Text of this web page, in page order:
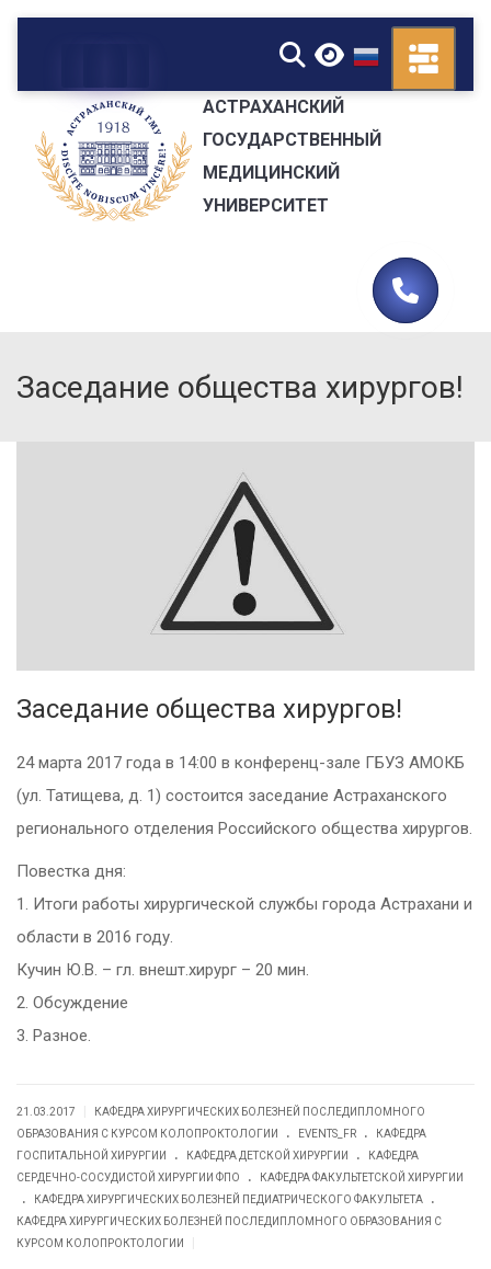
▼
АСТРАХАНСКИЙ
ГОСУДАРСТВЕННЫЙ
МЕДИЦИНСКИЙ
УНИВЕРСИТЕТ
Заседание общества хирургов!
Заседание общества хирургов!
24 марта 2017 года в 14:00 в конференц-зале ГБУЗ АМОКБ
(ул. Татищева, д. 1) состоится заседание Астраханского
регионального отделения Российского общества хирургов.
Повестка дня:
1. Итоги работы хирургической службы города Астрахани и
области в 2016 году.
Кучин Ю.В. – гл. внешт.хирург – 20 мин.
2. Обсуждение
3. Разное.
21.03.2017
КАФЕДРА ХИРУРГИЧЕСКИХ БОЛЕЗНЕЙ ПОСЛЕДИПЛОМНОГО
ОБРАЗОВАНИЯ С КУРСОМ КОЛОПРОКТОЛОГИИ
. EVENTS_FR .
КАФЕДРА
ГОСПИТАЛЬНОЙ ХИРУРГИИ
. КАФЕДРА ДЕТСКОЙ ХИРУРГИИ .
КАФЕДРА
СЕРДЕЧНО-СОСУДИСТОЙ ХИРУРГИИ ФПО
. КАФЕДРА ФАКУЛЬТЕТСКОЙ ХИРУРГИИ
. КАФЕДРА ХИРУРГИЧЕСКИХ БОЛЕЗНЕЙ ПЕДИАТРИЧЕСКОГО ФАКУЛЬТЕТА .
КАФЕДРА ХИРУРГИЧЕСКИХ БОЛЕЗНЕЙ ПОСЛЕДИПЛОМНОГО ОБРАЗОВАНИЯ С
КУРСОМ КОЛОПРОКТОЛОГИИ